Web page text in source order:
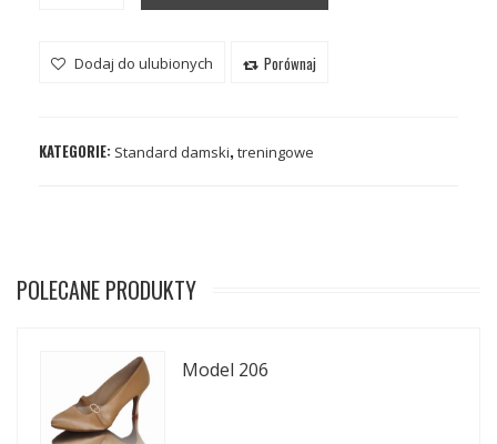
Dodaj do ulubionych Porównaj
KATEGORIE: Standard damski, treningowe
POLECANE PRODUKTY
Model 206